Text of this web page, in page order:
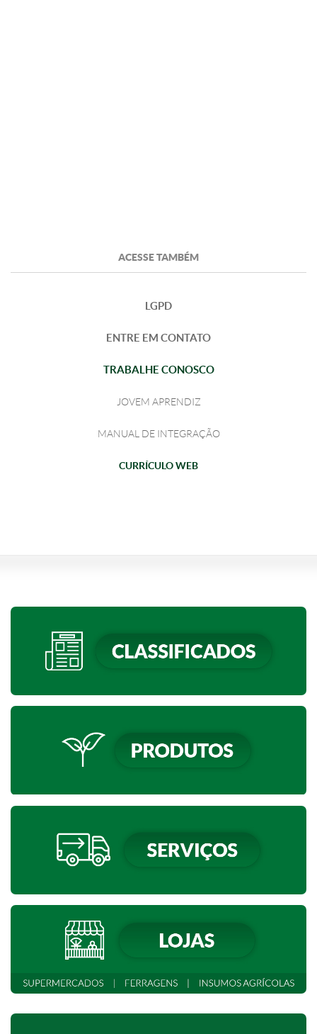
ACESSE TAMBÉM
LGPD
ENTRE EM CONTATO
TRABALHE CONOSCO
JOVEM APRENDIZ
MANUAL DE INTEGRAÇÃO
CURRÍCULO WEB